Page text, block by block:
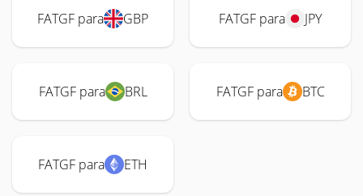
FATGF para GBP FATGF para JPY
FATGF para BRL FATGF para BTC
FATGF para ETH